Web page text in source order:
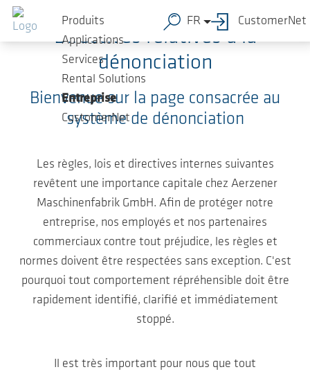
Sauter au contenu principal
Produits
Applications
Services
Rental Solutions
Entreprise
CustomerNet
FR CustomerNet
Directives relatives à la
dénonciation
Bienvenue sur la page consacrée au
système de dénonciation
Les règles, lois et directives internes suivantes
revêtent une importance capitale chez Aerzener
Maschinenfabrik GmbH. Afin de protéger notre
entreprise, nos employés et nos partenaires
commerciaux contre tout préjudice, les règles et
normes doivent être respectées sans exception. C'est
pourquoi tout comportement répréhensible doit être
rapidement identifié, clarifié et immédiatement
stoppé.
Il est très important pour nous que tout